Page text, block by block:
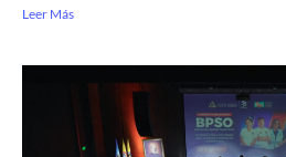
Leer Más